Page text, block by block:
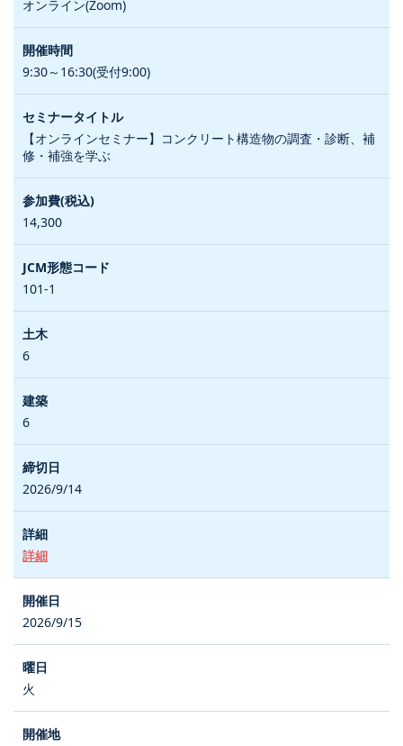
オンライン(Zoom)
9:30～16:30(受付9:00)
【オンラインセミナー】コンクリート構造物の調査・診断、補
修・補強を学ぶ
14,300
101-1
6
6
2026/9/14
詳細
2026/9/15
火